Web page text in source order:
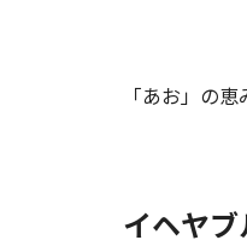
「あお」の
イヘヤ